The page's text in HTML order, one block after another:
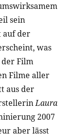
sein
auf der
was
Film
Filme aller
aus der
Laura
2007
aber lässt